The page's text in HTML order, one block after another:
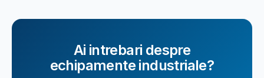
Ai intrebari despre
echipamente industriale?